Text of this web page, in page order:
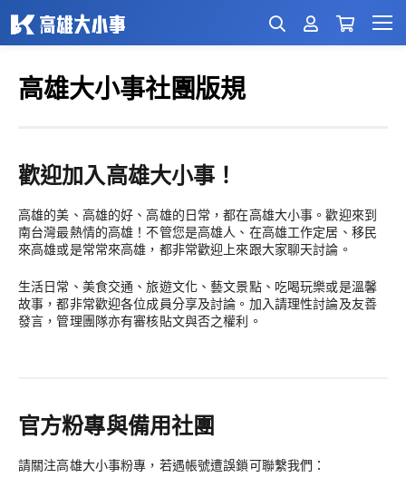
高雄大小事社團版規
歡迎加入高雄大小事！
高雄的美、高雄的好、高雄的日常，都在高雄大小事。歡迎來到
南台灣最熱情的高雄！不管您是高雄人、在高雄工作定居、移民
來高雄或是常常來高雄，都非常歡迎上來跟大家聊天討論。
生活日常、美食交通、旅遊文化、藝文景點、吃喝玩樂或是溫馨
故事，都非常歡迎各位成員分享及討論。加入請理性討論及友善
發言，管理團隊亦有審核貼文與否之權利。
官方粉專與備用社團
請關注高雄大小事粉專，若遇帳號遭誤鎖可聯繫我們：